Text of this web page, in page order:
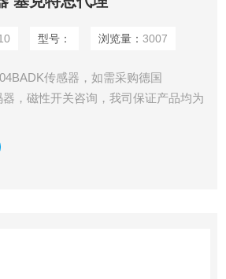
型号： 浏览量： 3007
传感器，如需采购德国
，磁性开关咨询，我司保证产品均为
塞克特总代理